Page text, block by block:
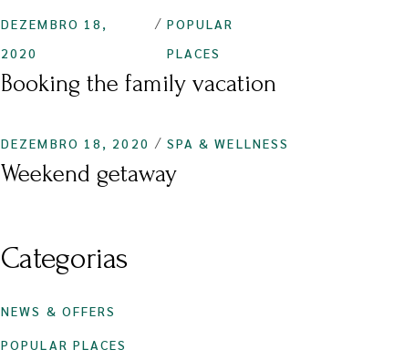
DEZEMBRO 18,
2020
POPULAR
PLACES
Booking the family vacation
DEZEMBRO 18, 2020 SPA & WELLNESS
Weekend getaway
Categorias
NEWS & OFFERS
POPULAR PLACES